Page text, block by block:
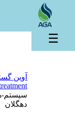
آوین
سیستم-
دهگلان
☰